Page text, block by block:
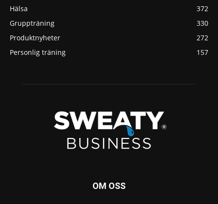
Hälsa
372
Gruppträning
330
Produktnyheter
272
Personlig träning
157
OM OSS